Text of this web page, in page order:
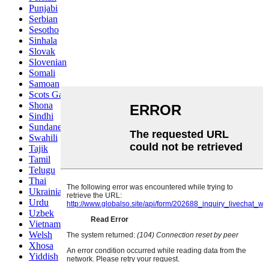
Punjabi
Serbian
Sesotho
Sinhala
Slovak
Slovenian
Somali
Samoan
Scots Gaelic
Shona
Sindhi
Sundanese
Swahili
Tajik
Tamil
Telugu
Thai
Ukrainian
Urdu
Uzbek
Vietnamese
Welsh
Xhosa
Yiddish